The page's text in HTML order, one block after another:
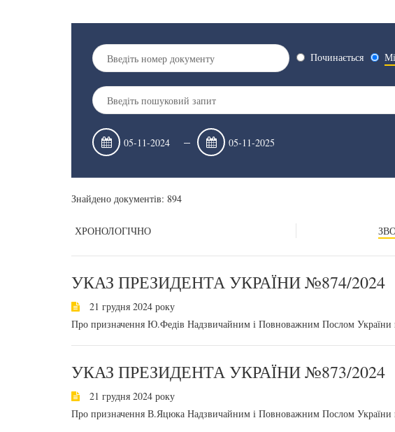
Починається
–
Знайдено документів: 894
ХРОНОЛОГІЧНО
УКАЗ ПРЕЗИДЕНТА УКРАЇНИ №874/2024
21 грудня 2024 року
Про призначення Ю.Федів Надзвичайним і Повноважним Послом України
УКАЗ ПРЕЗИДЕНТА УКРАЇНИ №873/2024
21 грудня 2024 року
Про призначення В.Яцюка Надзвичайним і Повноважним Послом України